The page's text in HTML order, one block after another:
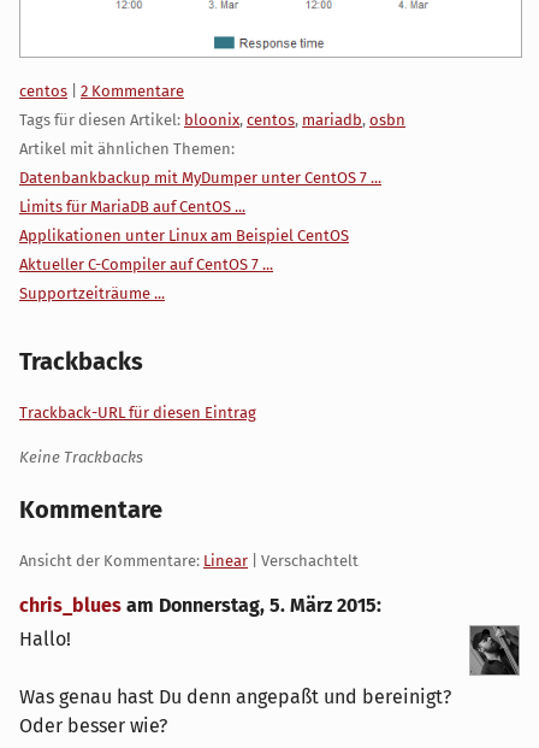
Kategorien:
centos
2 Kommentare
Tags für diesen Artikel: bloonix, centos, mariadb, osbn
Artikel mit ähnlichen Themen:
Datenbankbackup mit MyDumper unter CentOS 7 ...
Limits für MariaDB auf CentOS ...
Applikationen unter Linux am Beispiel CentOS
Aktueller C-Compiler auf CentOS 7 ...
Supportzeiträume ...
Trackbacks
Trackback-URL für diesen Eintrag
Keine Trackbacks
Kommentare
Ansicht der Kommentare: Linear | Verschachtelt
chris_blues am Donnerstag, 5. März 2015:
Hallo!
Was genau hast Du denn angepaßt und bereinigt?
Oder besser wie?